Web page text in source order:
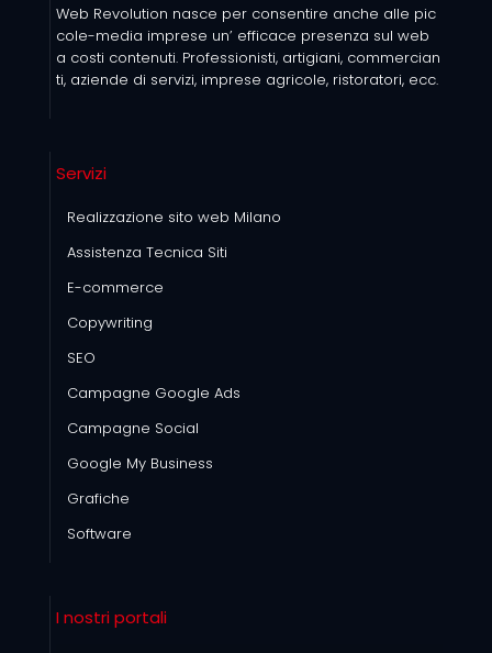
Web Revolution nasce per consentire anche alle pic
cole-media imprese un’ efficace presenza sul web
a costi contenuti. Professionisti, artigiani, commercian
ti, aziende di servizi, imprese agricole, ristoratori, ecc.
Servizi
Realizzazione sito web Milano
Assistenza Tecnica Siti
E-commerce
Copywriting
SEO
Campagne Google Ads
Campagne Social
Google My Business
Grafiche
Software
I nostri portali